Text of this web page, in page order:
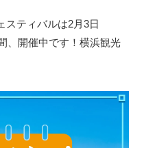
スティバルは2月3日
、開催中です！横浜観光